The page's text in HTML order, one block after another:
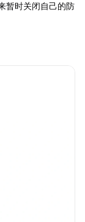
暂时关闭自己的防